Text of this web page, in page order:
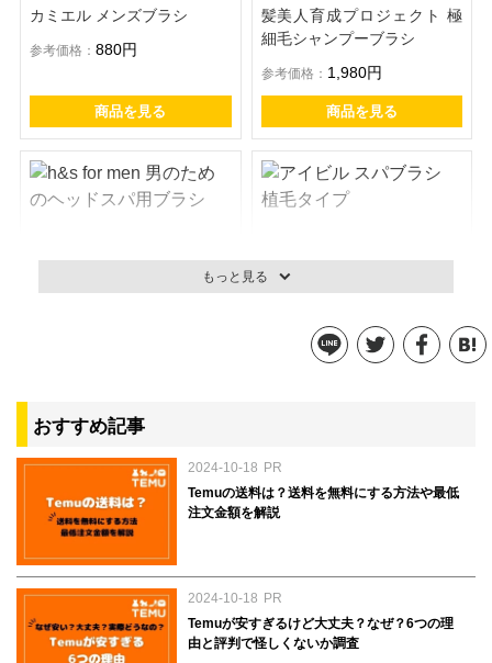
カミエル メンズブラシ
参考価格：880円
商品を見る
髪美人育成プロジェクト 極
細毛シャンプーブラシ
参考価格： 1,980円
商品を見る
1,370円
商品を見る
もっと見る
おすすめ記事
2024-10-18 PR
Temuの送料は？送料を無料にする方法や最低
注文金額を解説
2024-10-18 PR
Temuが安すぎるけど大丈夫？なぜ？6つの理
由と評判で怪しくないか調査